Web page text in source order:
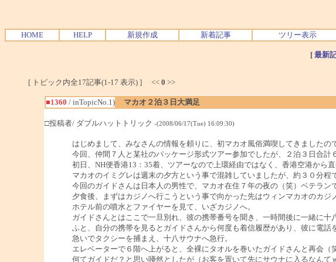
HOME HELP 新規作成 新着記事 ツリー表示
[ 最新
[ トピック内全17記事(1-17 表示) ] << 0 >>
■1360 / inTopicNo.1)
マカオ２泊３日大満足
□投稿者/ ダブルハットトリック -(2008/06/17(Tue) 16:09:30)
はじめまして、みなさんの情報を頼りに、初マカオ風俗満喫してきましたの
今回、仲間７人と某社のパッケージ形式ツアー参加でしたが、２泊３日合計
初日、NH便香港13：35着、ツアーなので上環経由ではなく、香港空港から
マカオのイミグレは週末の夕方という事で混雑していましたが、約３０分
今回のガイドさんは日本人の男性で、マカオ在住７年の夜の（笑）ベテラン
夕食後、まずはカジノへ行こうという事で向かった先はウィンマカオのカジノ
ホテル前の噴水とファイヤーを見て、いざカジノへ。
ガイドさんとはここで一旦別れ、彼の携帯番号を聞き、一時間後に一緒に
ふと、自分の携帯を見るとガイドさんから何度も着信履歴があり、彼に電話
急いでタクシーを捕まえ、十八サウナへ急行。
エレベーターで６階へ上がると、全裸にタオルを巻いたガイドさんと再会（笑
何てガイドだ？と思い唖然としたが（お客を置いて先にサウナに入るなんてｗ